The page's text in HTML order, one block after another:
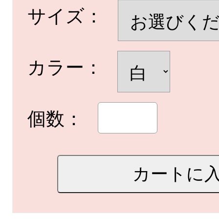
サイズ：
カラー：
個数：